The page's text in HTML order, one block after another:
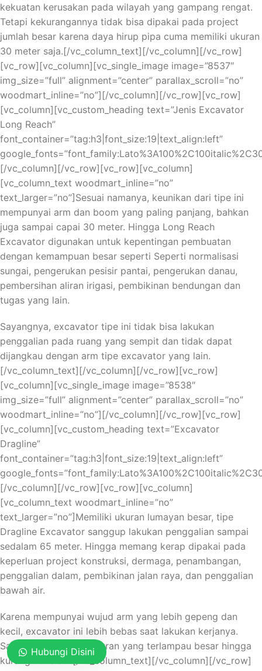
Учиться выигрывать в блэкджек и рулетку в Starda
Казино для Россиян легко и увлекательно. Казино
предлагает различные варианты этих игр, а также
разнообразные стратегии, которые помогут вам
повысить свои навыки и шансы на успех. Благодаря
наличию настоящих дилеров, вы сможете
почувствовать себя в настоящем казино и научиться
принимать правильные решения во время игры.
Starda Казино для Россиян также предлагает
различные бонусы и акции, которые помогут вам
увеличить свои выигрыши. Вы сможете получить
бонусы за регистрацию, первый депозит и участие в
акциях. Это отличная возможность получить
дополнительные средства для игры и повысить свои
шансы на выигрыш. Не упустите свой шанс научиться
выигрывать в блэкджек и рулетку в Starda Казино для
Россиян и испытать настоящий азарт игры в казино.
Использование математических
вероятность выигрыша
В Starda Казино для Россиян вы имеете уникальную
возможность научиться выигрывать в Блэкджек и
Рулетку. Наше казино предлагает широкий выбор игр и
великолепные возможности для тех, кто стремится
стать профессионалом в азартных играх. Участвуя в
наших играх, вы сможете развить свои навыки и
стратегии, чтобы увеличить свои шансы на победу.
В Блэкджеке и Рулетке важно иметь хорошее
понимание правил и стратегий игры. В Starda Казино
для Россиян вы найдете подробные инструкции и
руководства, которые помогут вам освоить все
тонкости этих игр. Наша команда профессионалов
также предоставляет консультации и советы, чтобы
помочь вам повысить свои навыки и повысить свои
шансы на успех. Не упустите возможность стать
лучшим в Блэкджеке и Рулетке вместе с Starda Казино
Управление банкроллом: как
эффективно распоряжаться
kekuatan kerusakan pada wilayah yang gampang rengat.
Tetapi kekurangannya tidak bisa dipakai pada project
jumlah besar karena daya hirup pipa cuma memiliki ukuran
30 meter saja.[/vc_column_text][/vc_column][/vc_row]
[vc_row][vc_column][vc_single_image image=”8537″
img_size=”full” alignment=”center” parallax_scroll=”no”
woodmart_inline=”no”][/vc_column][/vc_row][vc_row]
[vc_column][vc_custom_heading text=”Jenis Excavator
Long Reach”
font_container=”tag:h3|font_size:19|text_align:left”
[/vc_column][/vc_row][vc_row][vc_column]
[vc_column_text woodmart_inline=”no”
text_larger=”no”]Sesuai namanya, keunikan dari tipe ini
mempunyai arm dan boom yang paling panjang, bahkan
juga sampai capai 30 meter. Hingga Long Reach
Excavator digunakan untuk kepentingan pembuatan
dengan kemampuan besar seperti Seperti normalisasi
sungai, pengerukan pesisir pantai, pengerukan danau,
pembersihan aliran irigasi, pembikinan bendungan dan
tugas yang lain.
Sayangnya, excavator tipe ini tidak bisa lakukan
penggalian pada ruang yang sempit dan tidak dapat
dijangkau dengan arm tipe excavator yang lain.
[/vc_column_text][/vc_column][/vc_row][vc_row]
[vc_column][vc_single_image image=”8538″
img_size=”full” alignment=”center” parallax_scroll=”no”
woodmart_inline=”no”][/vc_column][/vc_row][vc_row]
[vc_column][vc_custom_heading text=”Excavator
Dragline”
font_container=”tag:h3|font_size:19|text_align:left”
[/vc_column][/vc_row][vc_row][vc_column]
[vc_column_text woodmart_inline=”no”
text_larger=”no”]Memiliki ukuran lumayan besar, tipe
Dragline Excavator sanggup lakukan penggalian sampai
sedalam 65 meter. Hingga memang kerap dipakai pada
keperluan project konstruksi, dermaga, penambangan,
penggalian dalam, pembikinan jalan raya, dan penggalian
bawah air.
Karena mempunyai wujud arm yang lebih gepeng dan
kecil, excavator ini lebih bebas saat lakukan kerjanya.
Sayang mempunyai ukuran yang terlampau besar hingga
kurang fleksibel.[/vc_column_text][/vc_column][/vc_row]
Hubungi Disini